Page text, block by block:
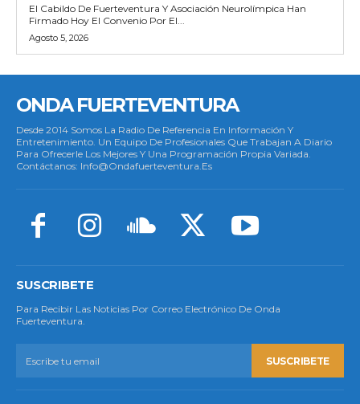
El Cabildo De Fuerteventura Y Asociación Neurolímpica Han
Firmado Hoy El Convenio Por El...
Agosto 5, 2026
ONDA FUERTEVENTURA
Desde 2014 Somos La Radio De Referencia En Información Y
Entretenimiento. Un Equipo De Profesionales Que Trabajan A Diario
Para Ofrecerle Los Mejores Y Una Programación Propia Variada.
Contáctanos: Info@ondafuerteventura.es
SUSCRIBETE
Para Recibir Las Noticias Por Correo Electrónico De Onda
Fuerteventura.
SUSCRIBETE